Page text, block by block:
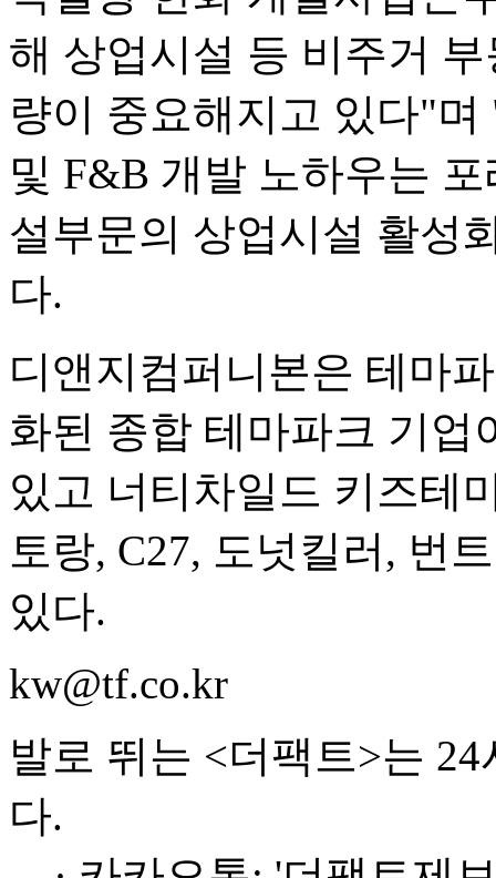
해 상업시설 등 비주거
량이 중요해지고 있다"
및 F&B 개발 노하우는
설부문의 상업시설 활성
다.
디앤지컴퍼니본은 테마
화된 종합 테마파크 기업
있고 너티차일드 키즈테
토랑, C27, 도넛킬러, 번
있다.
kw@tf.co.kr
발로 뛰는 <더팩트>는
다.